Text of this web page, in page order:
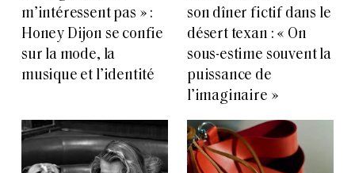
m’intéressent pas » :
Honey Dijon se confie
sur la mode, la
musique et l’identité
son dîner fictif dans le
désert texan : « On
sous-estime souvent la
puissance de
l’imaginaire »